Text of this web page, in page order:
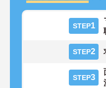
STEP1
STEP2
STEP3